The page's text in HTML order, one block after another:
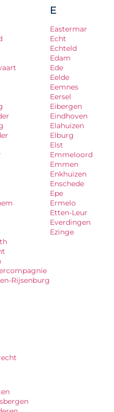
Rijsenburg
E
Eastermar
Echt
Echteld
Edam
Ede
Eelde
Eemnes
Eersel
Eibergen
Eindhoven
Elahuizen
Elburg
Elst
Emmeloord
Emmen
Enkhuizen
Enschede
Epe
Ermelo
Etten-Leur
Everdingen
Ezinge